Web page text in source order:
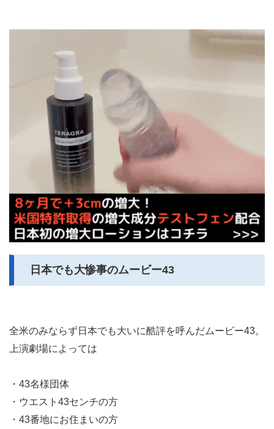
日本でも大惨事のムービー43
全米のみならず日本でも大いに酷評を呼んだムービー43。
上演劇場によっては
・43名様団体
・ウエスト43センチの方
・43番地にお住まいの方